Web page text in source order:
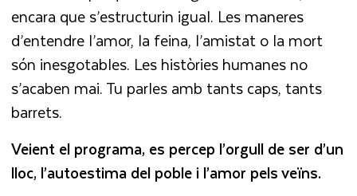
encara que s’estructurin igual. Les maneres
d’entendre l’amor, la feina, l’amistat o la mort
són inesgotables. Les històries humanes no
s’acaben mai. Tu parles amb tants caps, tants
barrets.
Veient el programa, es percep l’orgull de ser d’un
lloc, l’autoestima del poble i l’amor pels veïns.